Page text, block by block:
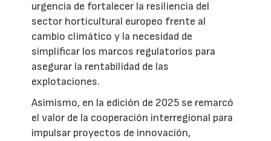
urgencia de fortalecer la resiliencia del
sector horticultural europeo frente al
cambio climático y la necesidad de
simplificar los marcos regulatorios para
asegurar la rentabilidad de las
explotaciones.
Asimismo, en la edición de 2025 se remarcó
el valor de la cooperación interregional para
impulsar proyectos de innovación,